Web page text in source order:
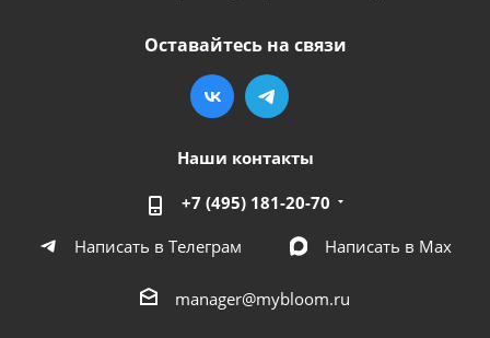
Оставайтесь на связи
Наши контакты
+7 (495) 181-20-70
Написать в Телеграм
Написать в Мах
manager@mybloom.ru